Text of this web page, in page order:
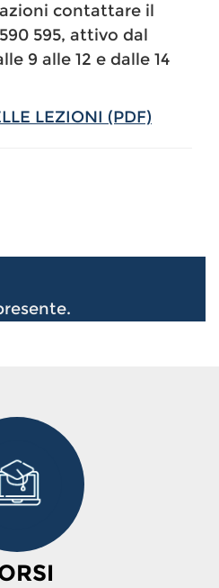
contattare il
595, attivo dal
9 alle 12 e dalle 14
LEZIONI (PDF)